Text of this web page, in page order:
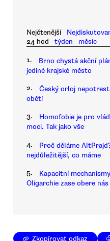
Nejčtenější
24 hod
týden měsíc
1.
Brno chystá akční
jediné krajské město
2.
Český orloj
obětí
3.
Homofobie je pro
moci. Tak jako vše
4.
Proč děláme
nejdůležitější, co máme
5.
Kapacitní
Oligarchie zase obere
Zkopírovat odkaz